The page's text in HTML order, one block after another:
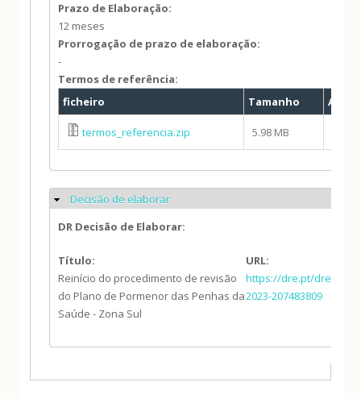
Prazo de Elaboração:
12 meses
Prorrogação de prazo de elaboração:
-
Termos de referência:
ficheiro
Tamanho Autor
termos_referencia.zip 5.98 MB
Ocultar
Decisão de elaborar
DR Decisão de Elaborar:
Título:
Reinício do procedimento de revisão
do Plano de Pormenor das Penhas da
Saúde - Zona Sul
URL:
https://dre.pt/dre/
2023-207483809